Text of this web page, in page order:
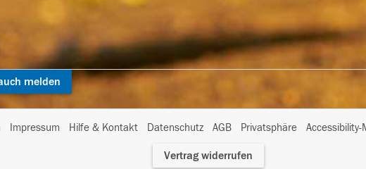
melden
Impressum Hilfe & Kontakt Datenschutz AGB Privatsphäre
I
Vertrag widerrufen